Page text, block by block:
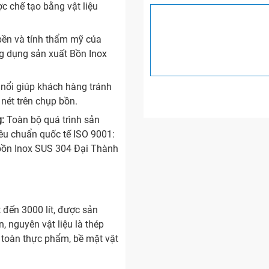
chế tạo bằng vật liệu
và tính thẩm mỹ của
dụng sản xuất Bồn Inox
giúp khách hàng tránh
trên chụp bồn.
Toàn bộ quá trình sản
chuẩn quốc tế ISO 9001:
Inox SUS 304 Đại Thành
3000 lít, được sản
nguyên vật liệu là thép
thực phẩm, bề mặt vật